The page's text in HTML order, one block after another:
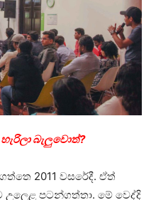
බැලුවොත්?
2011 වසරේදී. ඒත්
උලෙළ පටන්ගත්තා. මේ වෙද්දි